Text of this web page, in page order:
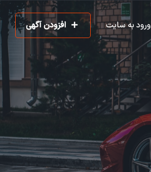
ورود به سایت افزودن آگهی